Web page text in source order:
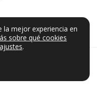
reservados.
mejor experiencia en
sobre qué cookies
ajustes.